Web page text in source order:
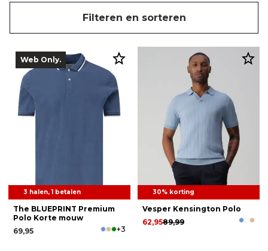
Filteren en sorteren
Web Only.
3 halen, 1 betalen
The BLUEPRINT Premium
Polo Korte mouw
69,95
+3
30% korting
Vesper Kensington Polo
89,99
62,95